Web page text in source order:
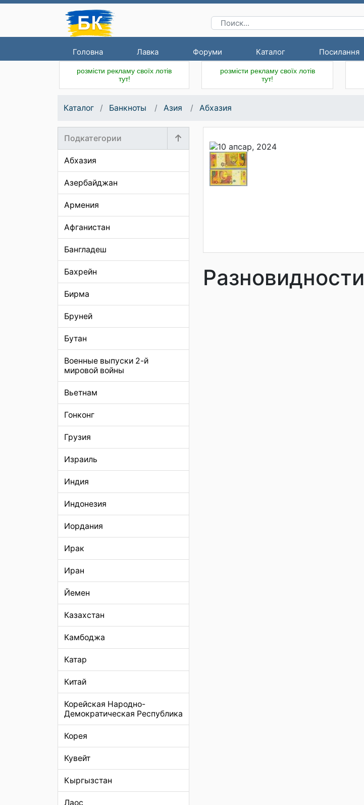
Головна Лавка Форуми Каталог Посилання
розмісти рекламу своїх лотів
тут!
розмісти рекламу своїх лотів
тут!
Каталог Банкноты Азия Абхазия
Подкатегории
Абхазия
Азербайджан
Армения
Афганистан
Бангладеш
Бахрейн
Бирма
Бруней
Бутан
Военные выпуски 2-й
мировой войны
Вьетнам
Гонконг
Грузия
Израиль
Индия
Индонезия
Иордания
Ирак
Иран
Йемен
Казахстан
Камбоджа
Катар
Китай
Корейская Народно-
Демократическая Республика
Корея
Кувейт
Кыргызстан
Лаос
Разновидности